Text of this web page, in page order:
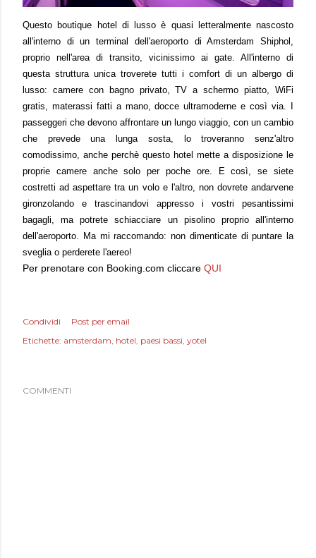
Questo boutique hotel di lusso è quasi letteralmente nascosto
all'interno di un terminal dell'aeroporto di Amsterdam Shiphol,
proprio nell'area di transito, vicinissimo ai gate. All'interno di
questa struttura unica troverete tutti i comfort di un albergo di
lusso: camere con bagno privato, TV a schermo piatto, WiFi
gratis, materassi fatti a mano, docce ultramoderne e così via. I
passeggeri che devono affrontare un lungo viaggio, con un cambio
che prevede una lunga sosta, lo troveranno senz'altro
comodissimo, anche perchè questo hotel mette a disposizione le
proprie camere anche solo per poche ore. E così, se siete
costretti ad aspettare tra un volo e l'altro, non dovrete andarvene
gironzolando e trascinandovi appresso i vostri pesantissimi
bagagli, ma potrete schiacciare un pisolino proprio all'interno
dell'aeroporto. Ma mi raccomando: non dimenticate di puntare la
sveglia o perderete l'aereo!
Per prenotare con Booking.com cliccare QUI
Condividi
Post per email
Etichette: amsterdam hotel paesi bassi yotel
COMMENTI